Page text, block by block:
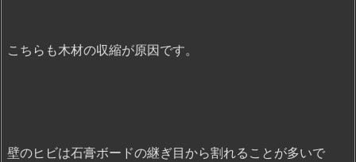
こちらも木材の収縮が原因です。
壁のヒビは石膏ボードの継ぎ目から割れることが多いで